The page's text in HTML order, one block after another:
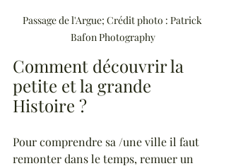
Passage de l'Argue; Crédit photo : Patrick
Bafon Photography
Comment découvrir la
petite et la grande
Histoire ?
Pour comprendre sa /une ville il faut
remonter dans le temps, remuer un